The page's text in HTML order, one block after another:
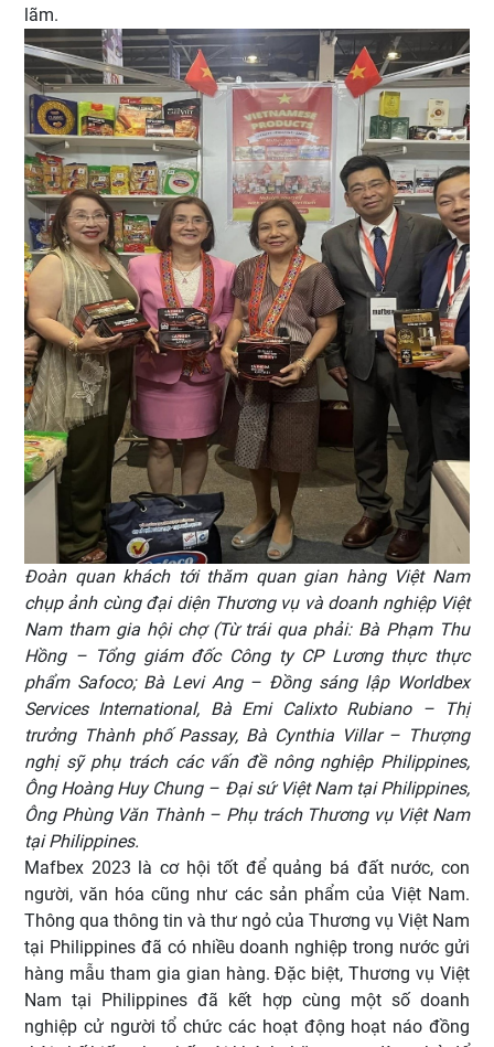
lãm.
Đoàn quan khách tới thăm quan gian hàng Việt Nam
chụp ảnh cùng đại diện Thương vụ và doanh nghiệp Việt
Nam tham gia hội chợ (Từ trái qua phải: Bà Phạm Thu
Hồng – Tổng giám đốc Công ty CP Lương thực thực
phẩm Safoco; Bà Levi Ang – Đồng sáng lập Worldbex
Services International, Bà Emi Calixto Rubiano – Thị
trưởng Thành phố Passay, Bà Cynthia Villar – Thượng
nghị sỹ phụ trách các vấn đề nông nghiệp Philippines,
Ông Hoàng Huy Chung – Đại sứ Việt Nam tại Philippines,
Ông Phùng Văn Thành – Phụ trách Thương vụ Việt Nam
tại Philippines.
Mafbex 2023 là cơ hội tốt để quảng bá đất nước, con
người, văn hóa cũng như các sản phẩm của Việt Nam.
Thông qua thông tin và thư ngỏ của Thương vụ Việt Nam
tại Philippines đã có nhiều doanh nghiệp trong nước gửi
hàng mẫu tham gia gian hàng. Đặc biệt, Thương vụ Việt
Nam tại Philippines đã kết hợp cùng một số doanh
nghiệp cử người tổ chức các hoạt động hoạt náo đồng